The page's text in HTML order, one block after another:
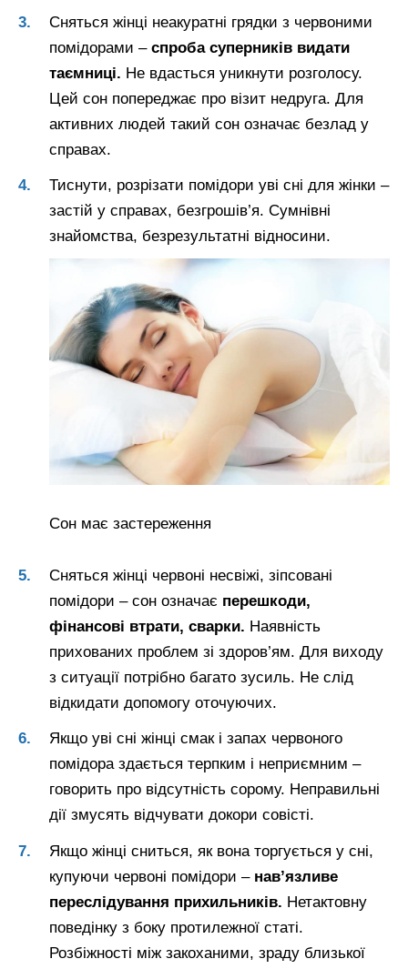
Сняться жінці неакуратні грядки з червоними
помідорами – спроба суперників видати
таємниці. Не вдасться уникнути розголосу.
Цей сон попереджає про візит недруга. Для
активних людей такий сон означає безлад у
справах.
Тиснути, розрізати помідори уві сні для жінки –
застій у справах, безгрошів’я. Сумнівні
знайомства, безрезультатні відносини.
Сон має застереження
Сняться жінці червоні несвіжі, зіпсовані
помідори – сон означає перешкоди,
фінансові втрати, сварки. Наявність
прихованих проблем зі здоров’ям. Для виходу
з ситуації потрібно багато зусиль. Не слід
відкидати допомогу оточуючих.
Якщо уві сні жінці смак і запах червоного
помідора здається терпким і неприємним –
говорить про відсутність сорому. Неправильні
дії змусять відчувати докори совісті.
Якщо жінці сниться, як вона торгується у сні,
купуючи червоні помідори – нав’язливе
переслідування прихильників. Нетактовну
поведінку з боку протилежної статі.
Розбіжності між закоханими, зраду близької